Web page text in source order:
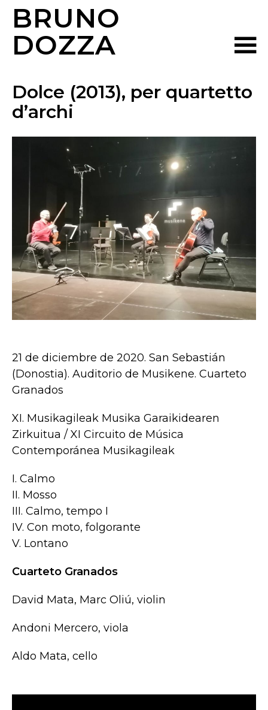
BRUNO
DOZZA
Dolce (2013), per quartetto
d’archi
21 de diciembre de 2020. San Sebastián
(Donostia). Auditorio de Musikene. Cuarteto
Granados
XI. Musikagileak Musika Garaikidearen
Zirkuitua / XI Circuito de Música
Contemporánea Musikagileak
I. Calmo
II. Mosso
III. Calmo, tempo I
IV. Con moto, folgorante
V. Lontano
Cuarteto Granados
David Mata, Marc Oliú, violin
Andoni Mercero, viola
Aldo Mata, cello